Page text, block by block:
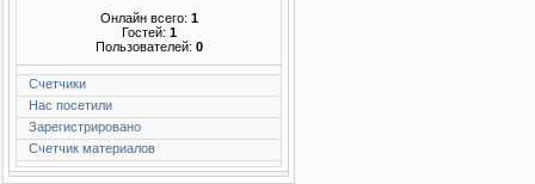
Онлайн всего: 1
Гостей: 1
Пользователей: 0
Счетчики
Нас посетили
Зарегистрировано
Счетчик материалов